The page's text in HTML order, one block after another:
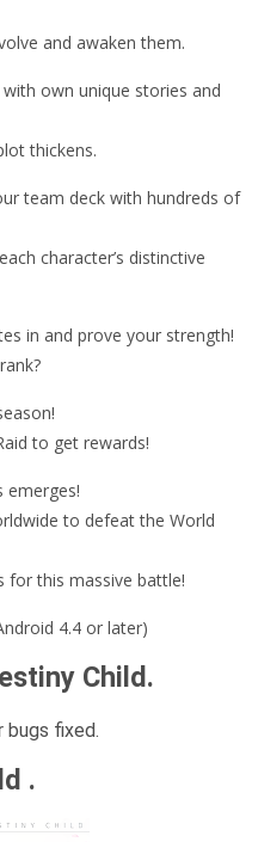
and awaken them.
own unique stories and
thickens.
team deck with hundreds of
character’s distinctive
in and prove your strength!
to get rewards!
emerges!
to defeat the World
for this massive battle!
4.4 or later)
Child.
bugs fixed.
.